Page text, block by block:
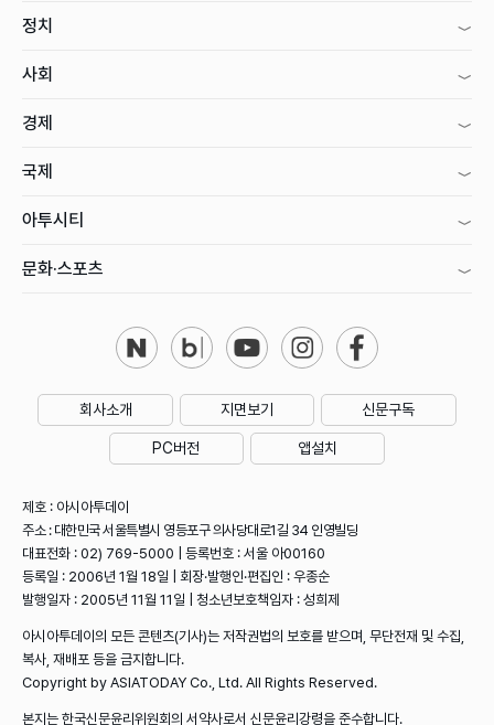
정치
사회
경제
국제
아투시티
문화·스포츠
회사소개 지면보기 신문구독
PC버전 앱설치
제호 : 아시아투데이
주소 : 대한민국 서울특별시 영등포구 의사당대로1길 34 인영빌딩
대표전화 : 02) 769-5000 | 등록번호 : 서울 아00160
등록일 : 2006년 1월 18일 | 회장·발행인·편집인 : 우종순
발행일자 : 2005년 11월 11일 | 청소년보호책임자 : 성희제
아시아투데이의 모든 콘텐츠(기사)는 저작권법의 보호를 받으며, 무단전재 및 수집,
복사, 재배포 등을 금지합니다.
Copyright by ASIATODAY Co., Ltd. All Rights Reserved.
본지는 한국신문윤리위원회의 서약사로서 신문윤리강령을 준수합니다.